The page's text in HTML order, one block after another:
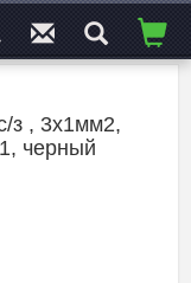
з , 3x1мм2,
черный